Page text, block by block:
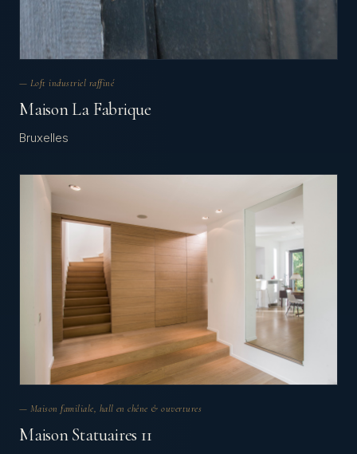
— Loft industriel raffiné
Maison La Fabrique
Bruxelles
— Maison familiale, hall en chêne & ouvertures
Maison Statuaires 11